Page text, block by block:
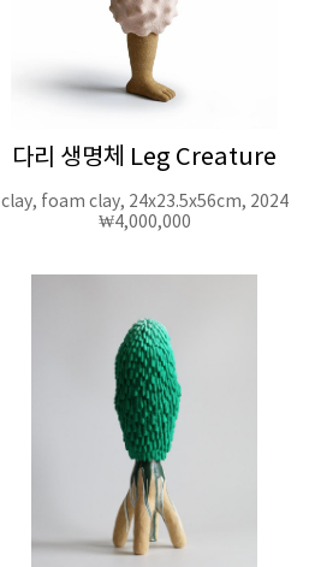
다리 생명체 Leg Creature
clay, foam clay, 24x23.5x56cm, 2024
₩4,000,000